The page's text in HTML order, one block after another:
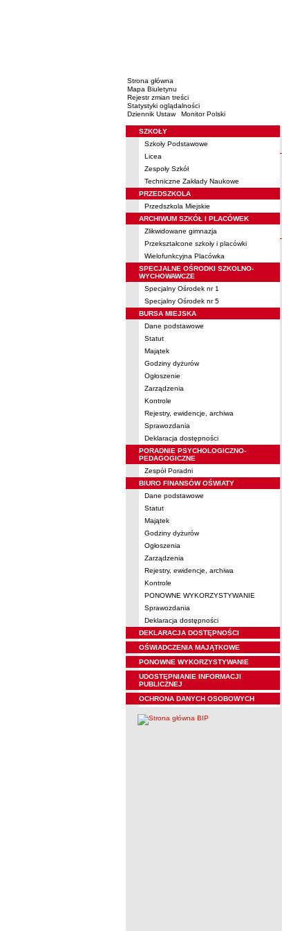
Strona główna
Mapa Biuletynu
Rejestr zmian treści
Statystyki oglądalności
Dziennik Ustaw
Monitor Polski
Menu
SZKOŁY
Szkoły Podstawowe
Licea
Zespoły Szkół
Techniczne Zakłady Naukowe
PRZEDSZKOLA
Przedszkola Miejskie
ARCHIWUM SZKÓŁ I PLACÓWEK
Zlikwidowane gimnazja
Przekształcone szkoły i placówki
Wielofunkcyjna Placówka
SPECJALNE OŚRODKI SZKOLNO-
WYCHOWAWCZE
Specjalny Ośrodek nr 1
Specjalny Ośrodek nr 5
BURSA MIEJSKA
Dane podstawowe
Statut
Majątek
Godziny dyżurów
Ogłoszenie
Zarządzenia
Kontrole
Rejestry, ewidencje, archiwa
Sprawozdania
Deklaracja dostępności
PORADNIE PSYCHOLOGICZNO-
PEDAGOGICZNE
Zespół Poradni
BIURO FINANSÓW OŚWIATY
Dane podstawowe
Statut
Majątek
Godziny dyżurów
Ogłoszenia
Zarządzenia
Rejestry, ewidencje, archiwa
Kontrole
PONOWNE WYKORZYSTYWANIE
Sprawozdania
Deklaracja dostępności
DEKLARACJA DOSTĘPNOŚCI
OŚWIADCZENIA MAJĄTKOWE
PONOWNE WYKORZYSTYWANIE
UDOSTĘPNIANIE INFORMACJI
PUBLICZNEJ
OCHRONA DANYCH OSOBOWYCH